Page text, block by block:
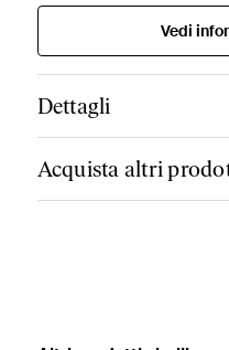
Vedi
Dettagli
Acquista altri